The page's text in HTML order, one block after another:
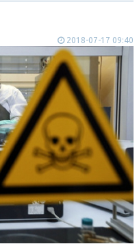
2018-07-17 09:40